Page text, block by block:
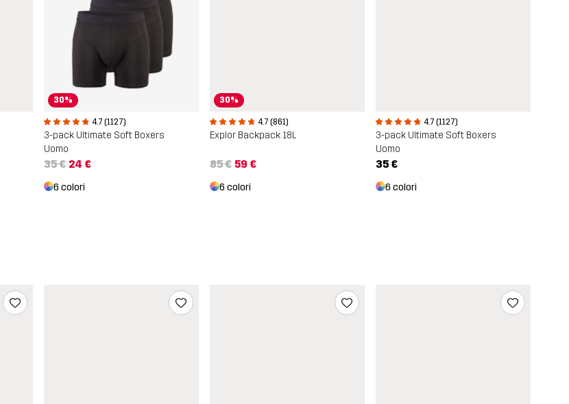
30%
4.7 (1127)
3-pack Ultimate Soft Boxers
Uomo
35 € 24 €
6 colori
30%
4.7 (861)
Explor Backpack 18L
85 € 59 €
6 colori
4.7 (1127)
3-pack Ultimate Soft Boxers
Uomo
35 €
6 colori